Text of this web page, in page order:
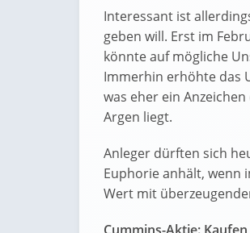
Interessant ist
geben will. Erst im
könnte auf mögliche
Immerhin erhöhte das
was eher ein
Argen liegt.
Anleger dürften sich
Euphorie anhält, wenn
Wert mit
Cummins-Aktie: